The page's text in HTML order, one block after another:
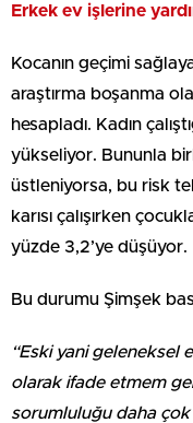
Erkek ev işlerine
Kocanın geçimi
araştırma boşanma
hesapladı. Kadın
yükseliyor. Bununla
üstleniyorsa, bu risk
karısı çalışırken
yüzde 3,2’ye düşüyor.
Bu durumu Şimşek
“Eski yani geleneksel
olarak ifade etmem
sorumluluğu daha